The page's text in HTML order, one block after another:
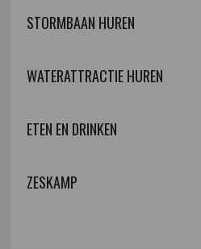
STORMBAAN HUREN
WATERATTRACTIE HUREN
ETEN EN DRINKEN
ZESKAMP